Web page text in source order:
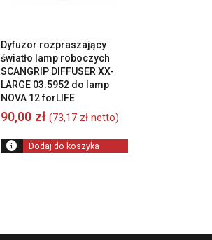
Dyfuzor rozpraszający
światło lamp roboczych
SCANGRIP DIFFUSER XX-
LARGE 03.5952 do lamp
NOVA 12 forLIFE
90,00 zł (73,17 złnetto)
Dodaj do koszyka